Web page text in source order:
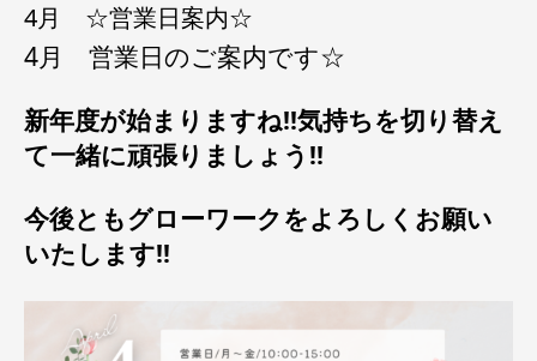
4月 ☆営業日案内☆
4月 営業日のご案内です☆
新年度が始まりますね!!気持ちを切り替え
て一緒に頑張りましょう!!
今後ともグローワークをよろしくお願い
いたします!!